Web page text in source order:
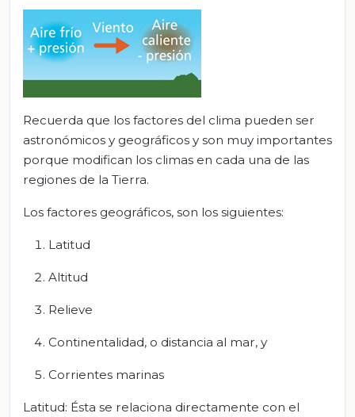
Recuerda que los factores del clima pueden ser
astronómicos y geográficos y son muy importantes
porque modifican los climas en cada una de las
regiones de la Tierra.
Los factores geográficos, son los siguientes:
Latitud
Altitud
Relieve
Continentalidad, o distancia al mar, y
Corrientes marinas
Latitud: Ésta se relaciona directamente con el